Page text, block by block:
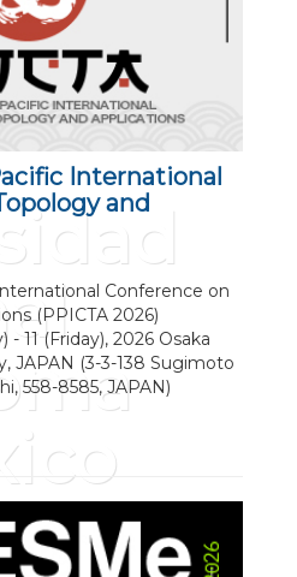
International
and
Conference on
(PPICTA 2026)
11 (Friday), 2026 Osaka
JAPAN (3-3-138 Sugimoto
558-8585, JAPAN)